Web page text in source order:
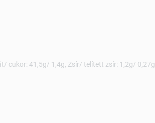
cukor: 41,5g/ 1,4g, Zsír/ telített zsír: 1,2g/ 0,27g.